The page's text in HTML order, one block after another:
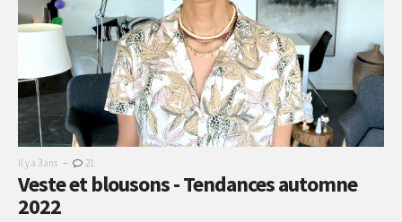
Il y a 3 ans - 21
Veste et blousons - Tendances automne
2022